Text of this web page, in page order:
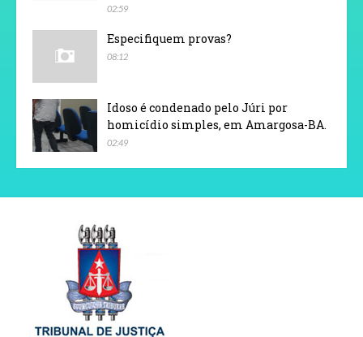
02:59
Especifiquem provas?
08:12
Idoso é condenado pelo Júri por
homicídio simples, em Amargosa-BA.
02:49